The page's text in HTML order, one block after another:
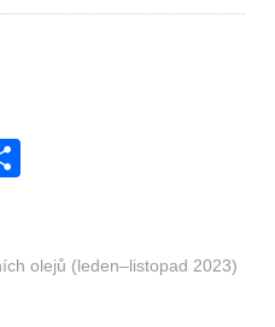
olejů (leden–listopad 2023)